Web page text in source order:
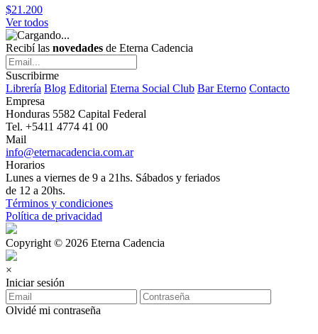
$21.200
Ver todos
Recibí las novedades de Eterna Cadencia
Suscribirme
Librería Blog Editorial Eterna Social Club Bar Eterno Contacto
Empresa
Honduras 5582 Capital Federal
Tel. +5411 4774 41 00
Mail
info@eternacadencia.com.ar
Horarios
Lunes a viernes de 9 a 21hs. Sábados y feriados
de 12 a 20hs.
Términos y condiciones
Política de privacidad
Copyright © 2026 Eterna Cadencia
×
Iniciar sesión
Olvidé mi contraseña